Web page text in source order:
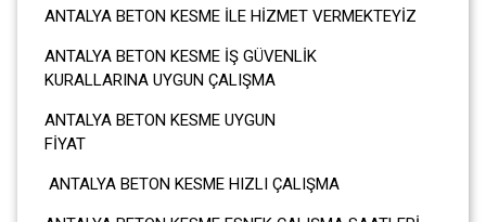
ANTALYA BETON KESME İLE HİZMET VERMEKTEYİZ
ANTALYA BETON KESME İŞ GÜVENLİK
KURALLARINA UYGUN ÇALIŞMA
ANTALYA BETON KESME UYGUN
ANTALYA BETON KESME HIZLI ÇALIŞMA